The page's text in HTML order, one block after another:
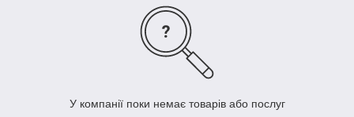
той же час швидко сохне.
Інтернет-магазин "Чарівна ніч" пропонує Вашій увазі широкий
асортимент всіляких пляжних килимків і покривал на будь-
який смак. Ми працюємо для Вас!
У компанії поки немає товарів або послуг